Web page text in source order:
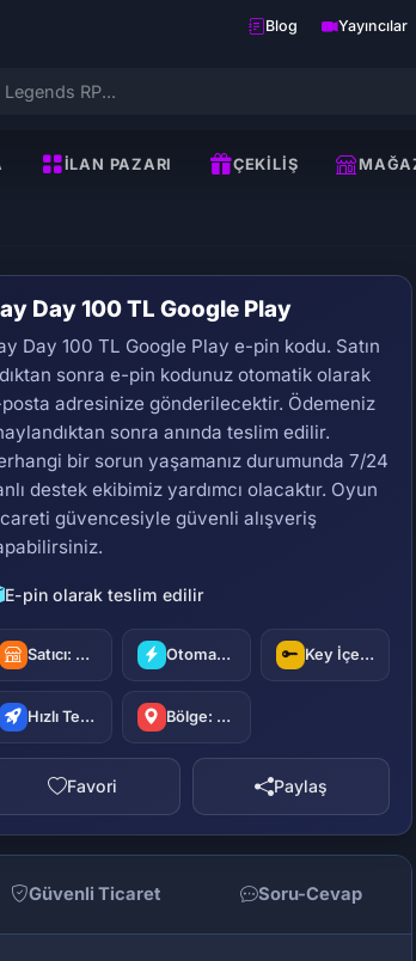
Blog Yayıncılar
İLAN PAZARI ÇEKILIŞ
Day 100 TL Google Play
Day 100 TL Google Play e-pin kodu. Satın
sonra e-pin kodunuz otomatik olarak
adresinize gönderilecektir. Ödemeniz
sonra anında teslim edilir.
bir sorun yaşamanız durumunda 7/24
destek ekibimiz yardımcı olacaktır. Oyun
güvencesiyle güvenli alışveriş
E-pin olarak teslim edilir
Satıcı:
oyuncu42 Otomatik Teslimat Key İçerir
Hızlı Teslimat Bölge: Türkiye
Favori Paylaş
Güvenli Ticaret Soru-Cevap